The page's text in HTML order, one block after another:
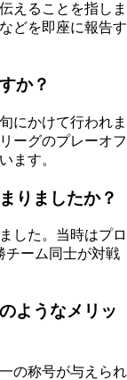
えることを指しま
どを即座に報告す
か？
にかけて行われま
ーグのプレーオフ
ます。
りましたか？
した。当時はプロ
チーム同士が対戦
ようなメリッ
の称号が与えられ